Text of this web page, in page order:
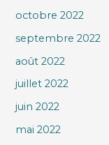
octobre 2022
septembre 2022
août 2022
juillet 2022
juin 2022
mai 2022